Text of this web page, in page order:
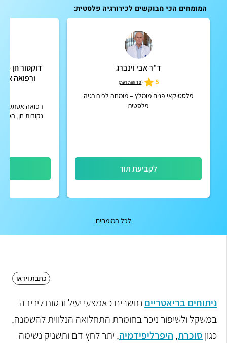
המומחים הכי מבוקשים לכירורגיה פלסטית:
ד"ר אבי וינברג
5
(10 חוות דעת )
פלסטיקאי פנים מומלץ – מומחה לכירורגיה
פלסטית
לקביעת תור
דוקטור חן -
ורפואה
רפואה אסתטית
נקודות חן,
לכל המומחים
כתבת וידאו
ניתוחים בריאטריים נחשבים כאמצעי יעיל ובטוח לירידה
במשקל ולשיפור ניכר בחומרת התחלואה הנלווית להשמנה,
כגון סוכרת, היפרליפידמיה, יתר לחץ דם ותשניק נשימה